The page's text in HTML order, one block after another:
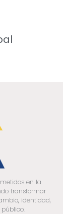
en la
transformar
identidad,